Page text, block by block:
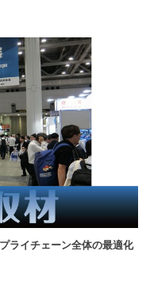
ライチェーン全体の最適化